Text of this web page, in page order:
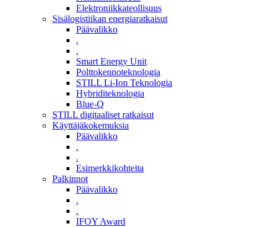
Elektroniikkateollisuus
Sisälogistiikan energiaratkaisut
Päävalikko
.
.
Smart Energy Unit
Polttokennoteknologia
STILL Li-Ion Teknologia
Hybriditeknologia
Blue-Q
STILL digitaaliset ratkaisut
Käyttäjäkokemuksia
Päävalikko
.
.
Esimerkkikohteita
Palkinnot
Päävalikko
.
.
IFOY Award